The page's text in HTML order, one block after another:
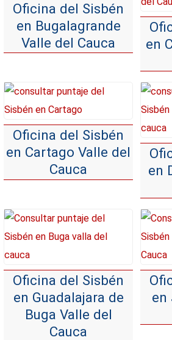
Oficina del Sisbén
en Bugalagrande
Valle del Cauca
en
Oficina del Sisbén
en Cartago Valle del
Cauca
en
Oficina del Sisbén
en Guadalajara de
Buga Valle del
Cauca
en